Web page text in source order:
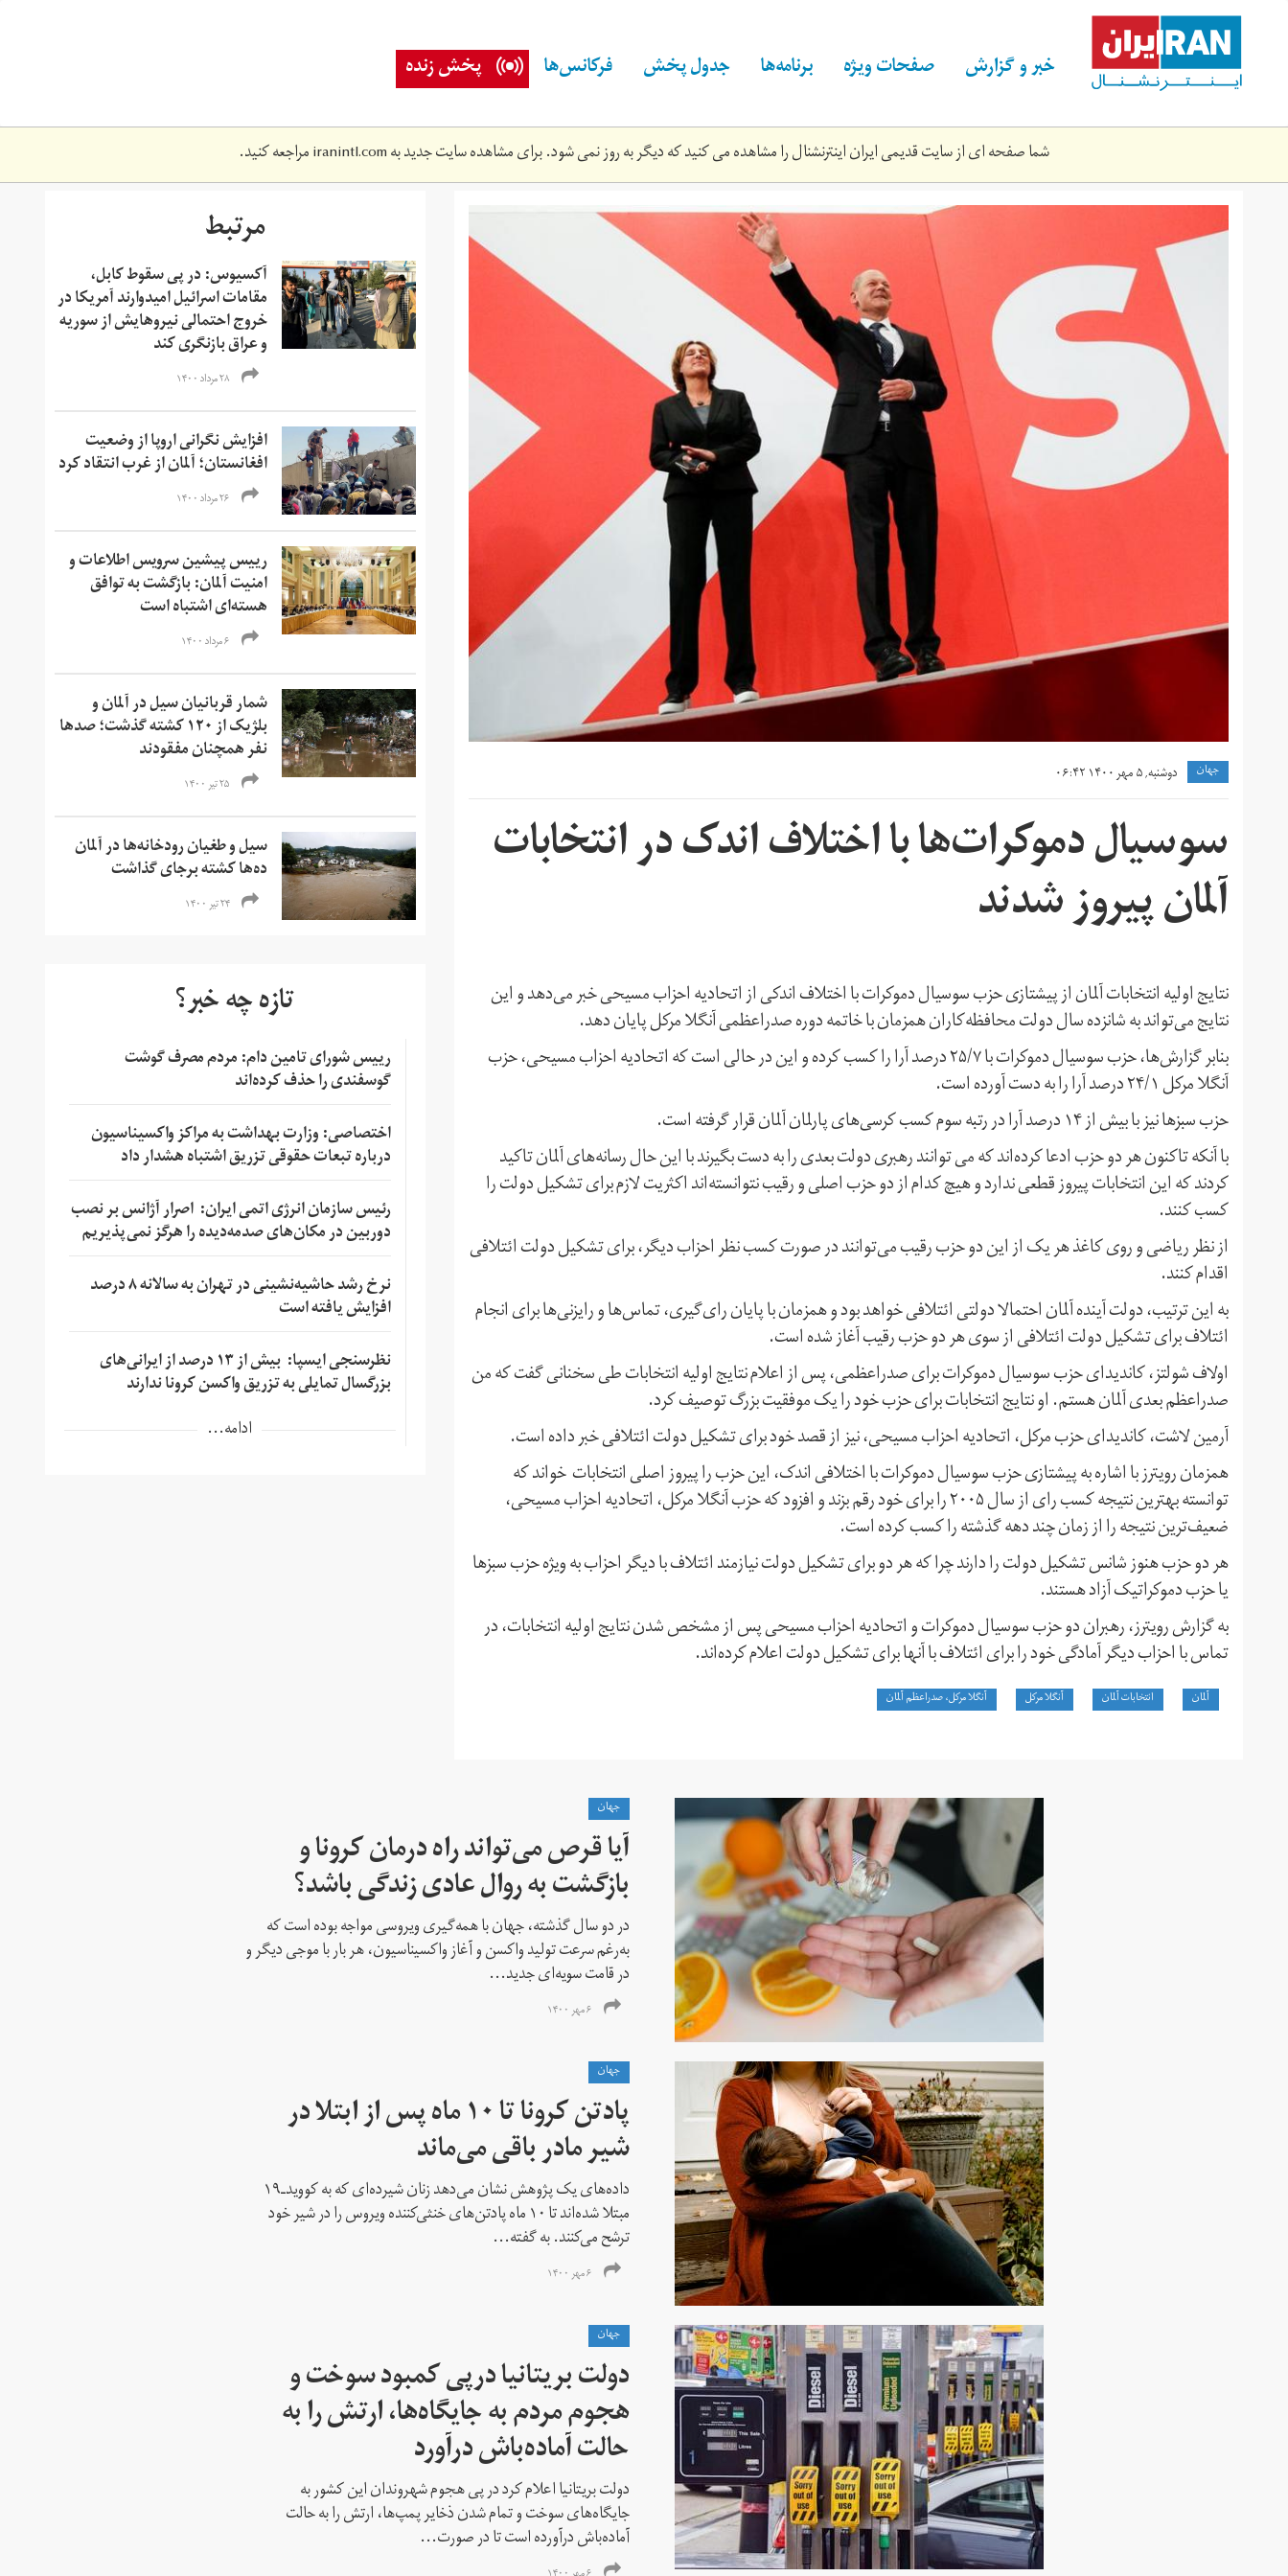
content خبر و گزارش صفحات ویژه برنامه‌ها جدول پخش فرکانس‌ها پخش زنده
شما صفحه ای از سایت قدیمی ایران اینترنشنال را مشاهده می کنید که دیگر به روز نمی شود. برای مشاهده سایت جدید بهiranintl.comمراجعه کنید.
g-
6366366565.jpg
جهان دوشنبه, ۵ مهر ۱۴۰۰ ۰۶:۴۲
سوسیال دموکرات‌ها با اختلاف اندک در انتخابات
آلمان پیروز شدند
نتایج اولیه انتخابات آلمان از پیشتازی حزب سوسیال دموکرات با اختلاف اندکی از اتحادیه احزاب مسیحی خبر می‌دهد و این
نتایج می‌تواند به شانزده سال دولت محافظه‌کاران همزمان با خاتمه دوره صدراعظمی آنگلا مرکل پایان دهد.
بنابر گزارش‌ها، حزب سوسیال دموکرات با ۲۵/۷ درصد آرا را کسب کرده و این در حالی است که اتحادیه احزاب مسیحی، حزب
آنگلا مرکل ۲۴/۱ درصد آرا را به دست آورده است.
حزب سبزها نیز با بیش از ۱۴ درصد آرا در رتبه سوم کسب کرسی‌های پارلمان آلمان قرار گرفته است.
با آنکه تاکنون هر دو حزب ادعا کرده‌اند که می توانند رهبری دولت بعدی را به دست بگیرند با این حال رسانه‌های آلمان تاکید
کردند که این انتخابات پیروز قطعی ندارد و هیچ کدام از دو حزب اصلی و رقیب نتوانسته‌اند اکثریت لازم برای تشکیل دولت را
کسب کنند.
از نظر ریاضی و روی کاغذ هر یک از این دو حزب رقیب می‌توانند در صورت کسب نظر احزاب دیگر، برای تشکیل دولت ائتلافی
اقدام کنند.
به این ترتیب، دولت آینده آلمان احتمالا دولتی ائتلافی خواهد بود و همزمان با پایان رای‌گیری، تماس‌ها و رایزنی‌ها برای انجام
ائتلاف برای تشکیل دولت ائتلافی از سوی هر دو حزب رقیب آغاز شده است.
اولاف شولتز، کاندیدای حزب سوسیال دموکرات برای صدراعظمی، پس از اعلام نتایج اولیه انتخابات طی سخنانی گفت که من
صدراعظم بعدی آلمان هستم. او نتایج انتخابات برای حزب خود را یک موفقیت بزرگ توصیف کرد.
آرمین لاشت، کاندیدای حزب مرکل، اتحادیه احزاب مسیحی، نیز از قصد خود برای تشکیل دولت ائتلافی خبر داده است.
همزمان رویترز با اشاره به پیشتازی حزب سوسیال دموکرات با اختلافی اندک، این حزب را پیروز اصلی انتخابات خواند که
توانسته بهترین نتیجه کسب رای از سال ۲۰۰۵ را برای خود رقم بزند و افزود که حزب آنگلا مرکل، اتحادیه احزاب مسیحی،
ضعیف‌ترین نتیجه را از زمان چند دهه گذشته را کسب کرده است.
هر دو حزب هنوز شانس تشکیل دولت را دارند چرا که هر دو برای تشکیل دولت نیازمند ائتلاف با دیگر احزاب به ویژه حزب سبزها
یا حزب دموکراتیک آزاد هستند.
به گزارش رویترز، رهبران دو حزب سوسیال دموکرات و اتحادیه احزاب مسیحی پس از مشخص شدن نتایج اولیه انتخابات، در
تماس با احزاب دیگر آمادگی خود را برای ائتلاف با آنها برای تشکیل دولت اعلام کرده‌اند.
آلمان انتخابات آلمان آنگلا مرکل آنگلا مرکل، صدراعظم آلمان
مرتبط
آکسیوس: در پی سقوط کابل،
مقامات اسرائیل امیدوارند آمریکا در
خروج احتمالی نیروهایش از سوریه
و عراق بازنگری کند
۲۸ مرداد ۱۴۰۰
افزایش نگرانی‌ اروپا از وضعیت
افغانستان؛ آلمان از غرب انتقاد کرد
۲۶ مرداد ۱۴۰۰
رییس پیشین سرویس اطلاعات و
امنیت آلمان: بازگشت به توافق
هسته‌ای اشتباه است
۶ مرداد ۱۴۰۰
شمار قربانیان سیل در آلمان و
بلژیک از ۱۲۰ کشته گذشت؛ صدها
نفر همچنان مفقودند
۲۵ تیر ۱۴۰۰
سیل و طغیان رودخانه‌ها در آلمان
ده‌ها کشته برجای گذاشت
۲۴ تیر ۱۴۰۰
تازه چه خبر؟
رییس شورای تامین دام: مردم مصرف گوشت
گوسفندی را حذف کرده‌اند
اختصاصی: وزارت بهداشت به مراکز واکسیناسیون
درباره تبعات حقوقی تزریق اشتباه هشدار داد
رئیس سازمان انرژی اتمی ایران: اصرار آژانس بر نصب
دوربین در مکان‌های صدمه‌دیده را هرگز نمی‌پذیریم
نرخ رشد حاشیه‌نشینی در تهران به سالانه ۸ درصد
افزایش یافته است
نظرسنجی ایسپا: بیش از ۱۳ درصد از ایرانی‌های
بزرگسال تمایلی به تزریق واکسن کرونا ندارند
ادامه...
جهان
آیا قرص‌‌ می‌تواند راه درمان کرونا و
بازگشت به روال عادی زندگی باشد؟
در دو سال گذشته، جهان با همه‌گیری ویروسی مواجه بوده است که
به‌رغم سرعت تولید واکسن و آغاز واکسیناسیون، هر بار با موجی دیگر و
در قامت سویه‌ای جدید...
۶ مهر ۱۴۰۰
جهان
پادتن کرونا تا ۱۰ ماه پس از ابتلا در
شیر مادر باقی می‌ماند
داده‌های یک پژوهش نشان می‌دهد زنان شیر‌ده‌ای که به کووید‌ـ‌۱۹
مبتلا شده‌اند تا ۱۰ ماه پادتن‌های خنثی‌کننده ویروس را در شیر خود
ترشح می‌‌کنند. به گفته...
۶ مهر ۱۴۰۰
جهان
دولت بریتانیا درپی کمبود سوخت و
هجوم مردم به جایگاه‌ها، ارتش را به
حالت آماده‌باش درآورد
دولت بریتانیا اعلام کرد در پی هجوم شهروندان این کشور به
جایگاه‌های سوخت و تمام شدن ذخایر پمپ‌ها، ارتش را به حالت
آماده‌باش درآورده است تا در صورت...